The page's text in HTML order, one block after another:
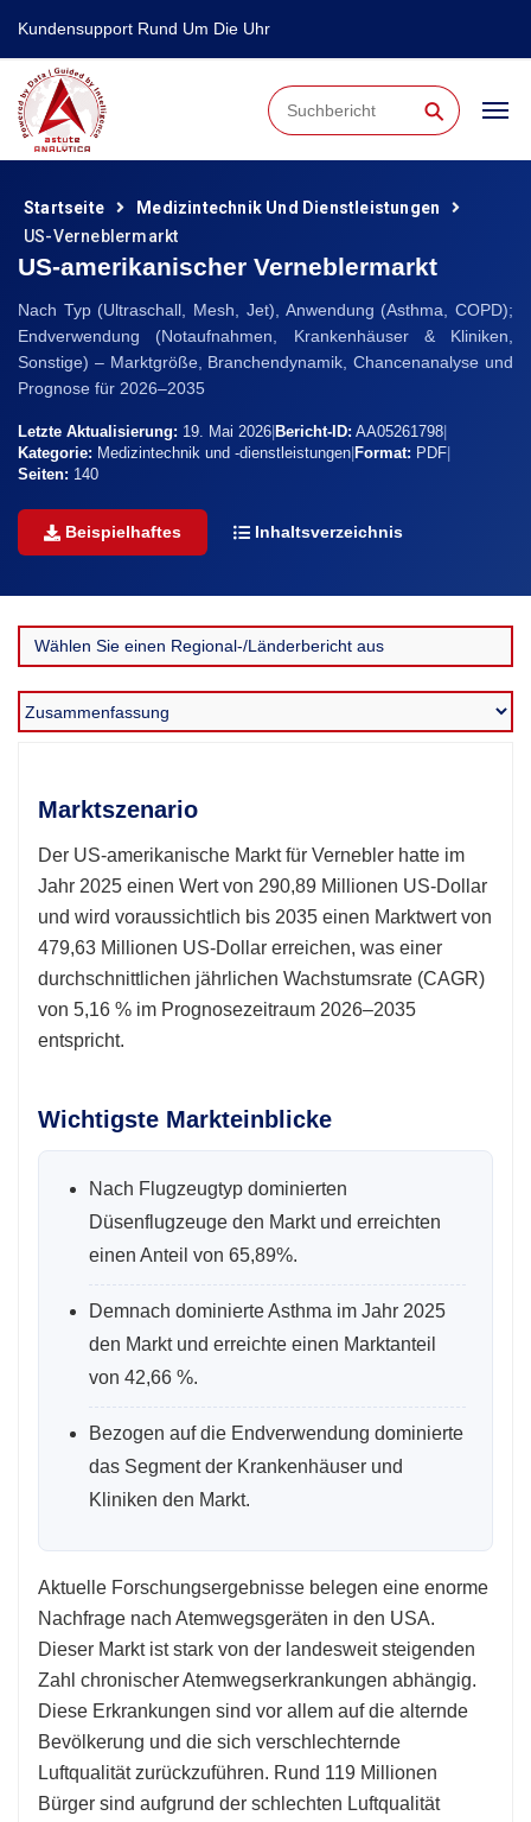
Kundensupport Rund Um Die Uhr
⚲
Startseite
Medizintechnik Und Dienstleistungen
US-Verneblermarkt
US-amerikanischer Verneblermarkt
Nach Typ (Ultraschall, Mesh, Jet), Anwendung (Asthma, COPD);
Endverwendung (Notaufnahmen, Krankenhäuser & Kliniken,
Sonstige) – Marktgröße, Branchendynamik, Chancenanalyse und
Prognose für 2026–2035
Letzte Aktualisierung: 19. Mai 2026 Bericht-ID: AA05261798
Kategorie: Medizintechnik und -dienstleistungen Format: PDF
Seiten: 140
Beispielhaftes Inhaltsverzeichnis
Marktszenario
Der US-amerikanische Markt für Vernebler hatte im
Jahr 2025 einen Wert von 290,89 Millionen US-Dollar
und wird voraussichtlich bis 2035 einen Marktwert von
479,63 Millionen US-Dollar erreichen, was einer
durchschnittlichen jährlichen Wachstumsrate (CAGR)
von 5,16 % im Prognosezeitraum 2026–2035
entspricht.
Wichtigste Markteinblicke
Nach Flugzeugtyp dominierten
Düsenflugzeuge den Markt und erreichten
einen Anteil von 65,89%.
Demnach dominierte Asthma im Jahr 2025
den Markt und erreichte einen Marktanteil
von 42,66 %.
Bezogen auf die Endverwendung dominierte
das Segment der Krankenhäuser und
Kliniken den Markt.
Aktuelle Forschungsergebnisse belegen eine enorme
Nachfrage nach Atemwegsgeräten in den USA.
Dieser Markt ist stark von der landesweit steigenden
Zahl chronischer Atemwegserkrankungen abhängig.
Diese Erkrankungen sind vor allem auf die alternde
Bevölkerung und die sich verschlechternde
Luftqualität zurückzuführen. Rund 119 Millionen
Bürger sind aufgrund der schlechten Luftqualität